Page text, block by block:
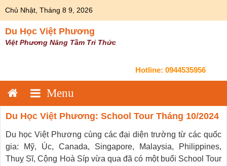
Chủ Nhật, Tháng 8 9, 2026
Du Học Việt Phương
Việt Phương Nâng Tầm Tri Thức
Hotline: 0944535956
Du Học Việt Phương: School Tour Tháng 10/2024
Du học Việt Phương cùng các đại diện trường từ các quốc
gia: Mỹ, Úc, Canada, Singapore, Malaysia, Philippines,
Thuỵ Sĩ, Cộng Hoà Síp vừa qua đã có một buổi School Tour